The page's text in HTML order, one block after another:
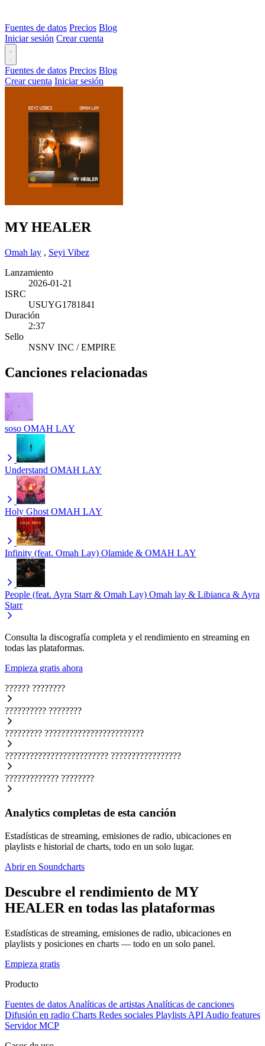
Fuentes de datos Precios Blog
Iniciar sesión Crear cuenta
Fuentes de datos Precios Blog
Crear cuenta Iniciar sesión
MY HEALER
Omah lay , Seyi Vibez
Lanzamiento
2026-01-21
ISRC
USUYG1781841
Duración
2:37
Sello
NSNV INC / EMPIRE
Canciones relacionadas
soso OMAH LAY
Understand OMAH LAY
Holy Ghost OMAH LAY
Infinity (feat. Omah Lay) Olamide & OMAH LAY
People (feat. Ayra Starr & Omah Lay) Omah lay & Libianca & Ayra
Starr
Consulta la discografía completa y el rendimiento en streaming en
todas las plataformas.
Empieza gratis ahora
?????? ????????
?????????? ????????
????????? ????????????????????????
????????????????????????? ?????????????????
????????????? ????????
Analytics completas de esta canción
Estadísticas de streaming, emisiones de radio, ubicaciones en
playlists e historial de charts, todo en un solo lugar.
Abrir en Soundcharts
Descubre el rendimiento de MY
HEALER en todas las plataformas
Estadísticas de streaming, emisiones de radio, ubicaciones en
playlists y posiciones en charts — todo en un solo panel.
Empieza gratis
Producto
Fuentes de datos Analíticas de artistas Analíticas de canciones
Difusión en radio Charts Redes sociales Playlists API Audio features
Servidor MCP